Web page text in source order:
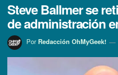
Steve Ballmer se
de administración
Por Redacción OhMyGeek!